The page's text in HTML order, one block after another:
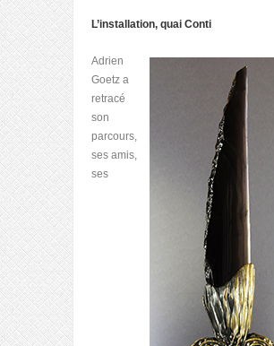
L’installation, quai Conti
Adrien
Goetz a
retracé
son
parcours,
ses amis,
ses